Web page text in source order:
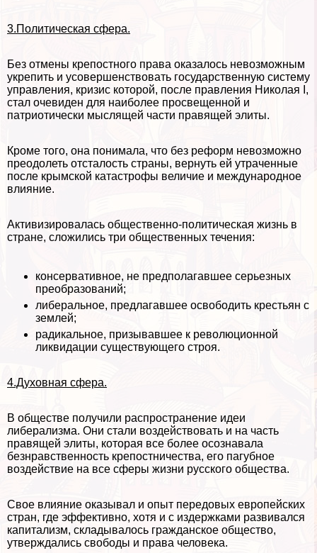
3.Политическая сфера.
Без отмены крепостного права оказалось невозможным
укрепить и усовершенствовать государственную систему
управления, кризис которой, после правления Николая I,
стал очевиден для наиболее просвещенной и
патриотически мыслящей части правящей элиты.
Кроме того, она понимала, что без реформ невозможно
преодолеть отсталость страны, вернуть ей утраченные
после крымской катастрофы величие и международное
влияние.
Активизировалась общественно-политическая жизнь в
стране, сложились три общественных течения:
консервативное, не предполагавшее серьезных
преобразований;
либеральное, предлагавшее освободить крестьян с
землей;
радикальное, призывавшее к революционной
ликвидации существующего строя.
4.Духовная сфера.
В обществе получили распространение идеи
либерализма. Они стали воздействовать и на часть
правящей элиты, которая все более осознавала
безнравственность крепостничества, его пагубное
воздействие на все сферы жизни русского общества.
Свое влияние оказывал и опыт передовых европейских
стран, где эффективно, хотя и с издержками развивался
капитализм, складывалось гражданское общество,
утверждались свободы и права человека.